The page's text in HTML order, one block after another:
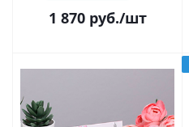
1 870руб./шт